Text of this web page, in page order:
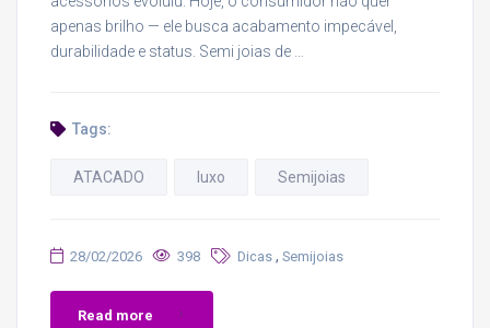
apenas brilho — ele busca acabamento impecável,
durabilidade e status. Semi joias de …
Tags:
ATACADO luxo Semijoias
28/02/2026 398 Dicas , Semijoias
Read more